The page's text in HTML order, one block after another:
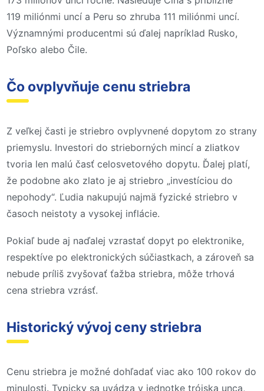
119 miliónmi uncí a Peru so zhruba 111 miliónmi uncí.
Významnými producentmi sú ďalej napríklad Rusko,
Poľsko alebo Čile.
Čo ovplyvňuje cenu striebra
Z veľkej časti je striebro ovplyvnené dopytom zo strany
priemyslu. Investori do strieborných mincí a zliatkov
tvoria len malú časť celosvetového dopytu. Ďalej platí,
že podobne ako zlato je aj striebro „investíciou do
nepohody“. Ľudia nakupujú najmä fyzické striebro v
časoch neistoty a vysokej inflácie.
Pokiaľ bude aj naďalej vzrastať dopyt po elektronike,
respektíve po elektronických súčiastkach, a zároveň sa
nebude príliš zvyšovať ťažba striebra, môže trhová
cena striebra vzrásť.
Historický vývoj ceny striebra
Cenu striebra je možné dohľadať viac ako 100 rokov do
minulosti. Typicky sa uvádza v jednotke trójska unca,